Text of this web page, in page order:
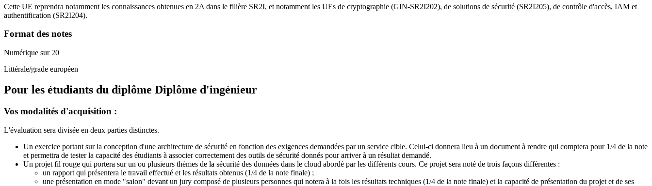
Cette UE reprendra notamment les connaissances obtenues en 2A dans le filière SR2I, et notamment les UEs de cryptographie (GIN-SR2I202), de solutions de sécurité (SR2I205), de contrôle d'accès, IAM et
authentification (SR2I204).
Format des notes
Numérique sur 20
Littérale/grade européen
Pour les étudiants du diplôme Diplôme d'ingénieur
Vos modalités d'acquisition :
L'évaluation sera divisée en deux parties distinctes.
Un exercice portant sur la conception d'une architecture de sécurité en fonction des exigences demandées par un service cible. Celui-ci donnera lieu à un document à rendre qui comptera pour 1/4 de la note
et permettra de tester la capacité des étudiants à associer correctement des outils de sécurité donnés pour arriver à un résultat demandé.
Un projet fil rouge qui portera sur un ou plusieurs thèmes de la sécurité des données dans le cloud abordé par les différents cours. Ce projet sera noté de trois façons différentes :
un rapport qui présentera le travail effectué et les résultats obtenus (1/4 de la note finale) ;
une présentation en mode "salon" devant un jury composé de plusieurs personnes qui notera à la fois les résultats techniques (1/4 de la note finale) et la capacité de présentation du projet et de ses